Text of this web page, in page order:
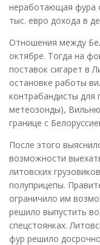
неработающая фура
тыс. евро дохода в
Отношения между
октябре. Тогда на
поставок сигарет в
остановке работы
контрабандисты для
метеозонды),
границе с
После этого
возможности
литовских
полуприцепы.
ограничило им
решило выпустить
спецстоянках.
фур решило